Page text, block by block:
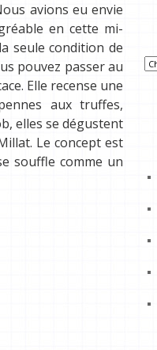
avions eu envie
en cette mi-
seule condition de
pouvez passer au
Elle recense une
aux truffes,
elles se dégustent
Le concept est
souffle comme un